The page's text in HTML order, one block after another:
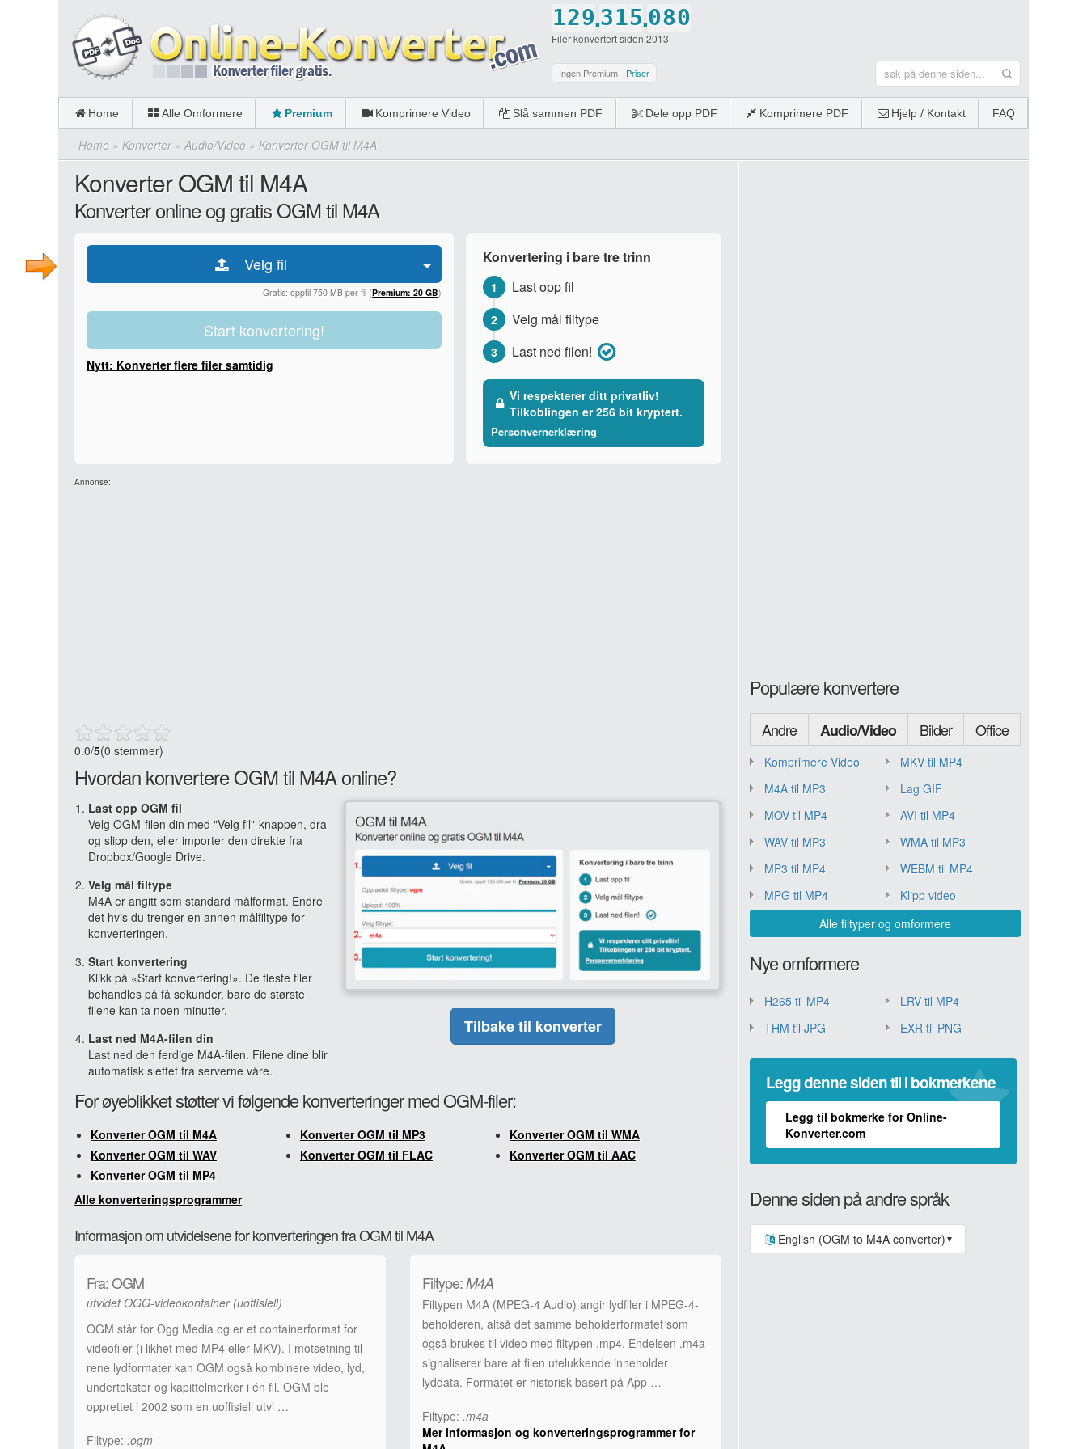
1
2
3
4
5
6
0
2
3
4
5
6
7
9
0
.3
4
5
6
7
8
1
2
3
4
5
6
0
5
6
7
8
9
0
.0
1
2
3
4
5
9
8
9
0
3
4
5
Filer konvertert siden 2013
Ingen Premium - Priser
Home Alle Omformere Premium Komprimere Video Slå sammen PDF Dele opp PDF Komprimere PDF Hjelp / Kontakt FAQ
Home » Konverter» Audio/Video » Konverter OGM til M4A
Konverter OGM til M4A
Konverter online og gratis OGM til M4A
Velg fil
Gratis: opptil 750 MB per fil (Premium: 20 GB)
Start konvertering!
Nytt: Konverter flere filer samtidig
Konvertering i bare tre trinn
1 Last opp fil
2 Velg mål filtype
3 Last ned filen!
Vi respekterer ditt privatliv!
Tilkoblingen er 256 bit kryptert.
Personvernerklæring
Annonse:
0.0/5(0 stemmer)
Hvordan konvertere OGM til M4A online?
Last opp OGM fil
Velg OGM-filen din med "Velg fil"-knappen, dra
og slipp den, eller importer den direkte fra
Dropbox/Google Drive.
Velg mål filtype
M4A er angitt som standard målformat. Endre
det hvis du trenger en annen målfiltype for
konverteringen.
Start konvertering
Klikk på «Start konvertering!». De fleste filer
behandles på få sekunder, bare de største
filene kan ta noen minutter.
Last ned M4A-filen din
Last ned den ferdige M4A-filen. Filene dine blir
automatisk slettet fra serverne våre.
Tilbake til konverter
For øyeblikket støtter vi følgende konverteringer med OGM-filer:
Konverter OGM til M4A Konverter OGM til MP3
Konverter OGM til WMA
Konverter OGM til WAV
Konverter OGM til FLAC
Konverter OGM til AAC
Konverter OGM til MP4
Alle konverteringsprogrammer
Informasjon om utvidelsene for konverteringen fra OGM til M4A
Fra: OGM
utvidet OGG-videokontainer (uoffisiell)
OGM står for Ogg Media og er et containerformat for
videofiler (i likhet med MP4 eller MKV). I motsetning til
rene lydformater kan OGM også kombinere video, lyd,
undertekster og kapittelmerker i én fil. OGM ble
opprettet i 2002 som en uoffisiell utvi …
Filtype: .ogm
Filtype:M4A
Filtypen M4A (MPEG-4 Audio) angir lydfiler i MPEG-4-
beholderen, altså det samme beholderformatet som
også brukes til video med filtypen .mp4. Endelsen .m4a
signaliserer bare at filen utelukkende inneholder
lyddata. Formatet er historisk basert på App …
Filtype: .m4a
Mer informasjon og konverteringsprogrammer for
Populære konvertere
Andre Audio/Video Bilder Office
Komprimere Video
MKV til MP4
M4A til MP3
Lag GIF
MOV til MP4
AVI til MP4
WAV til MP3
WMA til MP3
MP3 til MP4
WEBM til MP4
MPG til MP4
Klipp video
Alle filtyper og omformere
Nye omformere
H265 til MP4
LRV til MP4
THM til JPG
EXR til PNG
Legg denne siden til i bokmerkene
Legg til bokmerke for Online-
Konverter.com
Denne siden på andre språk
English (OGM to M4A converter) ▼